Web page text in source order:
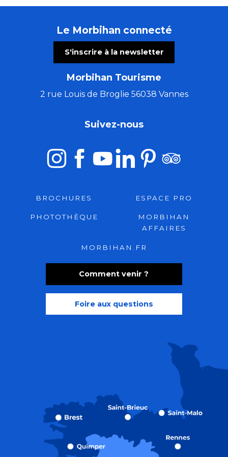
Le Morbihan connecté
S'inscrire à la newsletter
Morbihan Tourisme
2 rue Louis de Broglie 56038 Vannes
Comment venir ?
Foire aux questions
Suivez-nous
BROCHURES ESPACE PRO
PHOTOTHÈQUE
MORBIHAN
AFFAIRES
MORBIHAN.FR